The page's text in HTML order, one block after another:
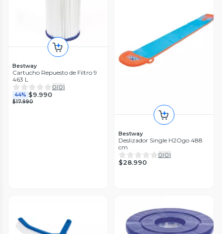
Bestway
Cartucho Repuesto de Filtro 9
463 L
0(0)
44% $9.990
$17.990
Bestway
Deslizador Single H2Ogo 488
cm
0(0)
$28.990